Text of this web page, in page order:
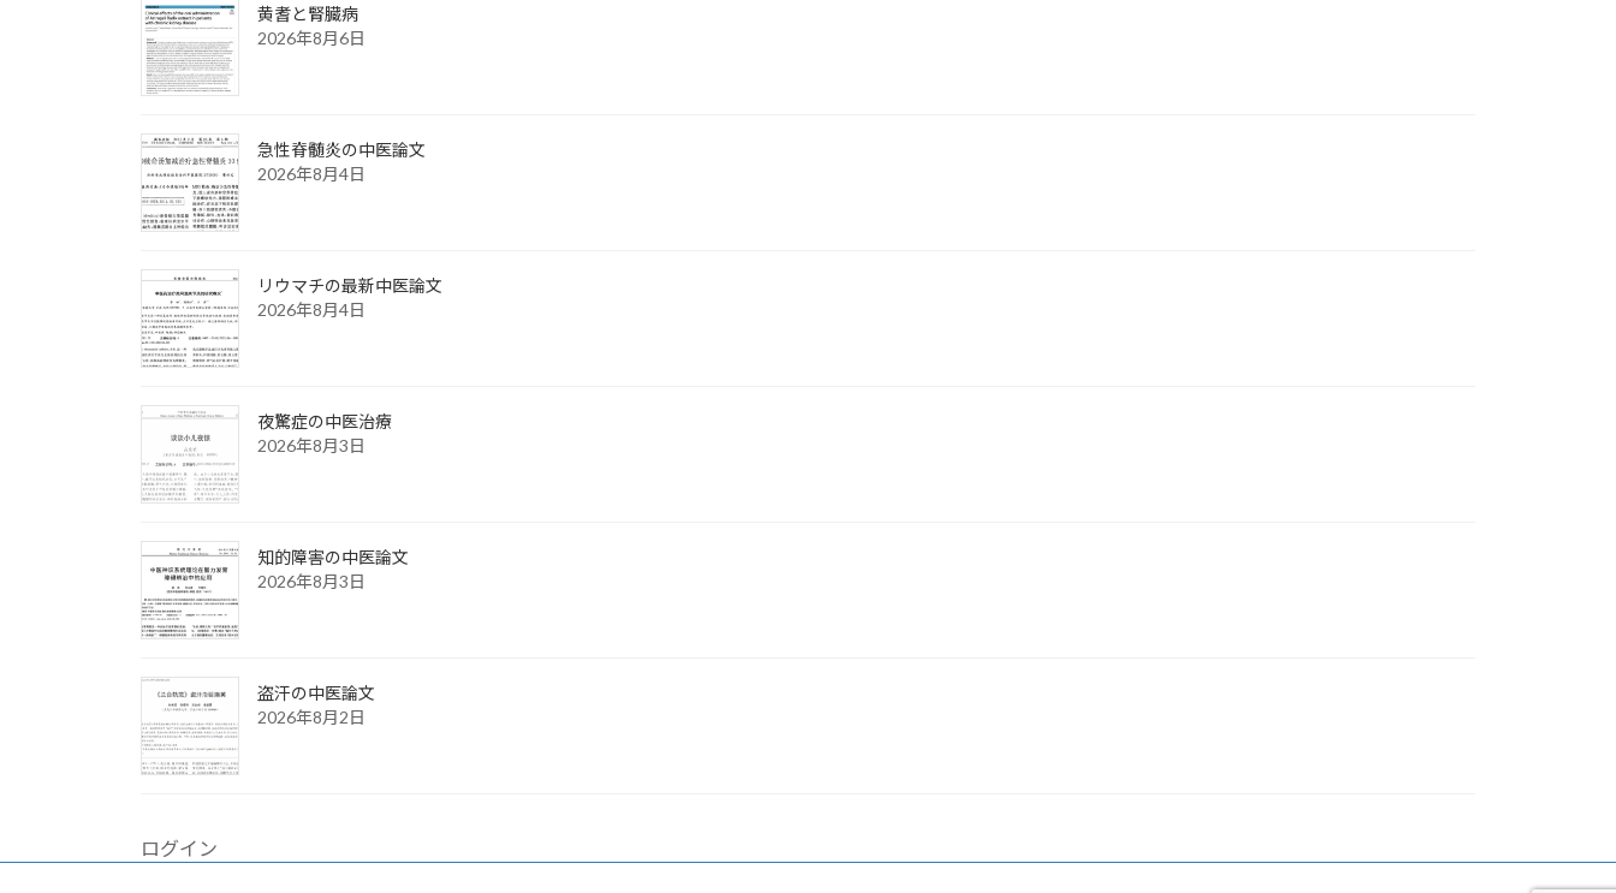
黄耆と腎臓病
2026年8月6日
急性脊髄炎の中医論文
2026年8月4日
リウマチの最新中医論文
2026年8月4日
夜驚症の中医治療
2026年8月3日
知的障害の中医論文
2026年8月3日
盗汗の中医論文
2026年8月2日
ログイン